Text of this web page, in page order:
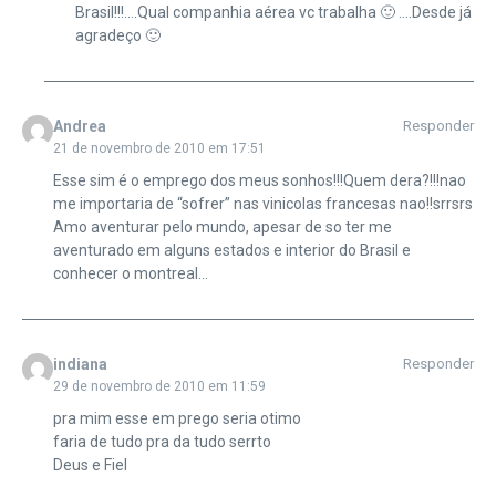
Brasil!!!….Qual companhia aérea vc trabalha 🙂 ….Desde já
agradeço 🙂
Andrea
21 de novembro de 2010 em 17:51
Responder
Esse sim é o emprego dos meus sonhos!!!Quem dera?!!!nao
me importaria de “sofrer” nas vinicolas francesas nao!!srrsrs
Amo aventurar pelo mundo, apesar de so ter me
aventurado em alguns estados e interior do Brasil e
conhecer o montreal…
indiana
29 de novembro de 2010 em 11:59
Responder
pra mim esse em prego seria otimo
faria de tudo pra da tudo serrto
Deus e Fiel